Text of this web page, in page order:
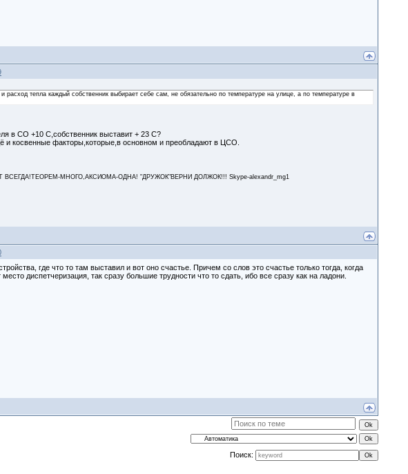
расход тепла каждый собственник выбирает себе сам, не обязательно по температуре на улице, а по температуре в
в СО +10 С,собственник выставит + 23 С?
косвенные факторы,которые,в основном и преобладают в ЦСО.
МНОГО,АКСИОМА-ОДНА! "ДРУЖОК"ВЕРНИ ДОЛЖОК!!! Skype-alexandr_mg1
где что то там выставил и вот оно счастье. Причем со слов это счастье только тогда, когда
диспетчеризация, так сразу большие трудности что то сдать, ибо все сразу как на ладони.
Поиск: